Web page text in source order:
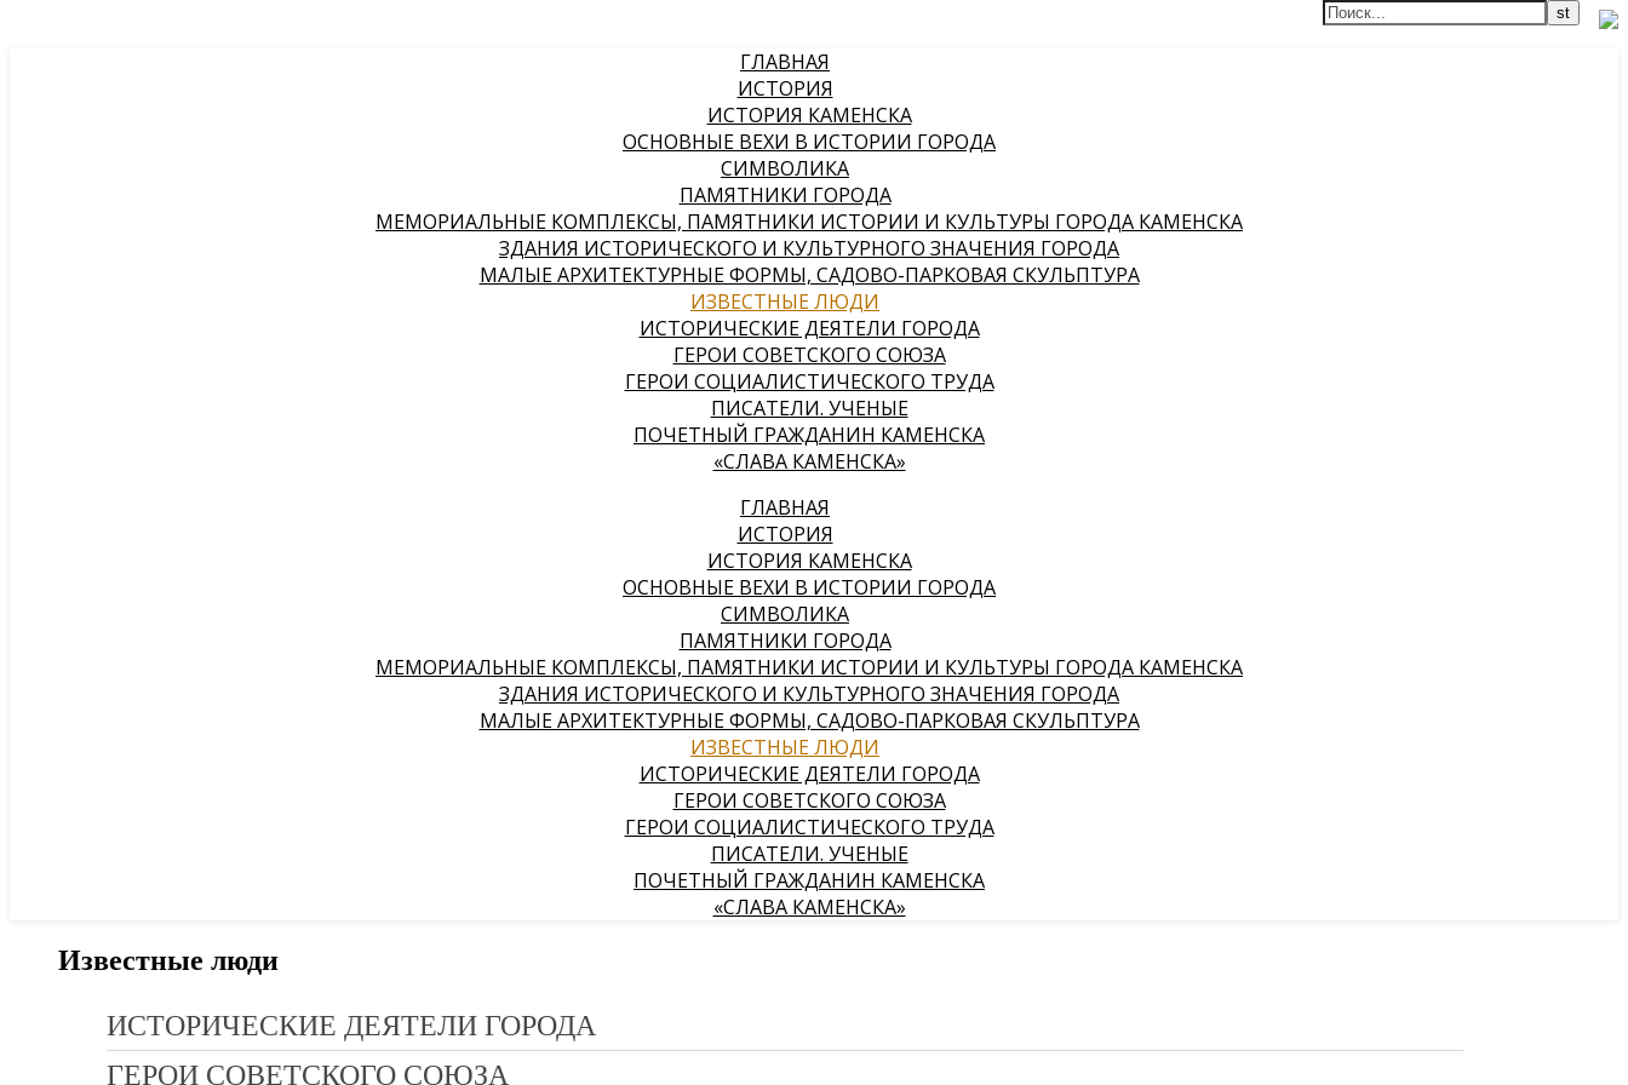
ГЛАВНАЯ
ИСТОРИЯ
ИСТОРИЯ КАМЕНСКА
ОСНОВНЫЕ ВЕХИ В ИСТОРИИ ГОРОДА
СИМВОЛИКА
ПАМЯТНИКИ ГОРОДА
МЕМОРИАЛЬНЫЕ КОМПЛЕКСЫ, ПАМЯТНИКИ ИСТОРИИ И КУЛЬТУРЫ ГОРОДА КАМЕНСКА
ЗДАНИЯ ИСТОРИЧЕСКОГО И КУЛЬТУРНОГО ЗНАЧЕНИЯ ГОРОДА
МАЛЫЕ АРХИТЕКТУРНЫЕ ФОРМЫ, САДОВО-ПАРКОВАЯ СКУЛЬПТУРА
ИЗВЕСТНЫЕ ЛЮДИ
ИСТОРИЧЕСКИЕ ДЕЯТЕЛИ ГОРОДА
ГЕРОИ СОВЕТСКОГО СОЮЗА
ГЕРОИ СОЦИАЛИСТИЧЕСКОГО ТРУДА
ПИСАТЕЛИ. УЧЕНЫЕ
ПОЧЕТНЫЙ ГРАЖДАНИН КАМЕНСКА
«СЛАВА КАМЕНСКА»
ГЛАВНАЯ
ИСТОРИЯ
ИСТОРИЯ КАМЕНСКА
ОСНОВНЫЕ ВЕХИ В ИСТОРИИ ГОРОДА
СИМВОЛИКА
ПАМЯТНИКИ ГОРОДА
МЕМОРИАЛЬНЫЕ КОМПЛЕКСЫ, ПАМЯТНИКИ ИСТОРИИ И КУЛЬТУРЫ ГОРОДА КАМЕНСКА
ЗДАНИЯ ИСТОРИЧЕСКОГО И КУЛЬТУРНОГО ЗНАЧЕНИЯ ГОРОДА
МАЛЫЕ АРХИТЕКТУРНЫЕ ФОРМЫ, САДОВО-ПАРКОВАЯ СКУЛЬПТУРА
ИЗВЕСТНЫЕ ЛЮДИ
ИСТОРИЧЕСКИЕ ДЕЯТЕЛИ ГОРОДА
ГЕРОИ СОВЕТСКОГО СОЮЗА
ГЕРОИ СОЦИАЛИСТИЧЕСКОГО ТРУДА
ПИСАТЕЛИ. УЧЕНЫЕ
ПОЧЕТНЫЙ ГРАЖДАНИН КАМЕНСКА
«СЛАВА КАМЕНСКА»
Известные люди
ИСТОРИЧЕСКИЕ ДЕЯТЕЛИ ГОРОДА
ГЕРОИ СОВЕТСКОГО СОЮЗА